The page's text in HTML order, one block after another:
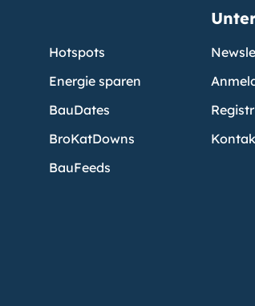
Hotspots
Energie sparen
BauDates
BroKatDowns
BauFeeds